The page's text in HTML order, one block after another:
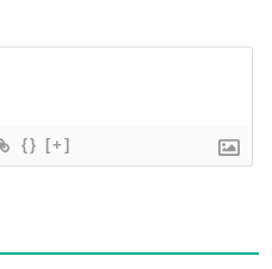
{} [+]